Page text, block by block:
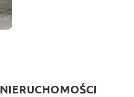
NIERUCHOMOŚCI